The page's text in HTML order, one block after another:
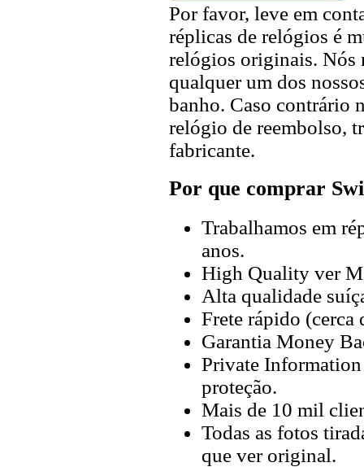
Por favor, leve em
réplicas de relógios é
relógios originais. Nós
qualquer um dos
banho. Caso contrário
relógio de reembolso,
fabricante.
Por que comprar
Trabalhamos em
anos.
High Quality ver
Alta qualidade
Frete rápido (cerca
Garantia Money
Private
proteção.
Mais de 10 mil
Todas as fotos
que ver original.